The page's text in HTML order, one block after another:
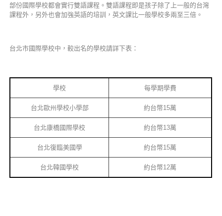
部份國際學校都會實行雙語課程。雙語課程即是孩子除了上一般的台灣
課程外，另外也會加強英語的培訓，英文課比一般學校多兩至三倍。
台北市國際學校中，較出名的學校請詳下表：
學校 每學期學費
台北歐州學校小學部 約台幣15萬
台北康橋國際學校 約台幣13萬
台北復臨美國學 約台幣15萬
台北韓國學校 約台幣12萬